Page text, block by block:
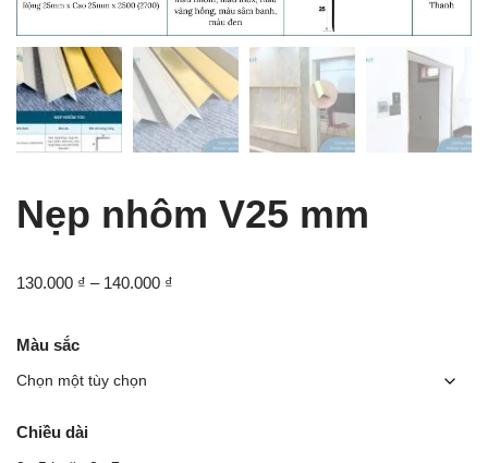
Nẹp nhôm V25 mm
130.000 ₫ – 140.000 ₫
Màu sắc
Chiều dài